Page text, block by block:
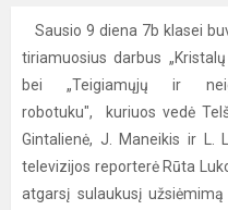
Sausio 9 diena 7b klasei
tiriamuosius darbus
bei „Teigiamųjų ir
robotuku", kuriuos vedė
Gintalienė, J. Maneikis ir L.
televizijos reporterė Rūta
atgarsį sulaukusį